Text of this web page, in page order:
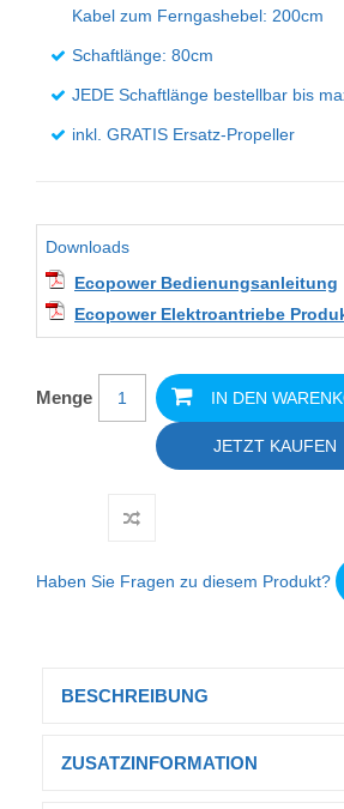
Kabel zum Ferngashebel: 200cm
Schaftlänge: 80cm
JEDE Schaftlänge bestellbar bis
inkl. GRATIS Ersatz-Propeller
Downloads
Ecopower Bedienungsanleitung
Ecopower Elektroantriebe
Menge IN DEN
JETZT KAUFEN
Haben Sie Fragen zu diesem Produkt?
BESCHREIBUNG
ZUSATZINFORMATION